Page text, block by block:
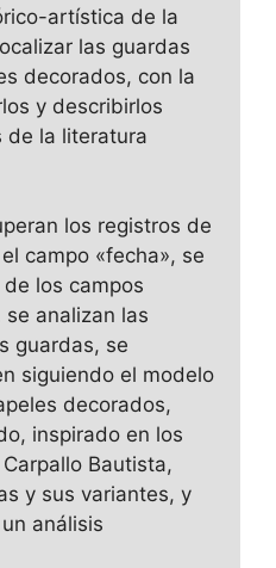
artística de la
las guardas
decorados, con la
y describirlos
de la literatura
los registros de
campo «fecha», se
los campos
se analizan las
guardas, se
siguiendo el modelo
decorados,
inspirado en los
Bautista,
y sus variantes, y
análisis